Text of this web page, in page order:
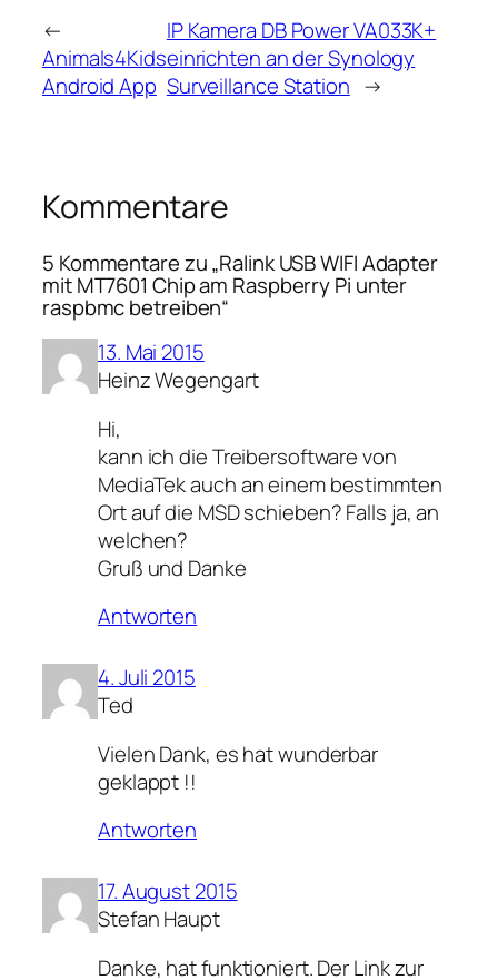
←
Animals4Kids
Android App
IP Kamera DB Power VA033K+
einrichten an der Synology
Surveillance Station →
Kommentare
5 Kommentare zu „Ralink USB WIFI Adapter
mit MT7601 Chip am Raspberry Pi unter
raspbmc betreiben“
13. Mai 2015
Heinz Wegengart
Hi,
kann ich die Treibersoftware von
MediaTek auch an einem bestimmten
Ort auf die MSD schieben? Falls ja, an
welchen?
Gruß und Danke
Antworten
4. Juli 2015
Ted
Vielen Dank, es hat wunderbar
geklappt !!
Antworten
17. August 2015
Stefan Haupt
Danke, hat funktioniert. Der Link zur